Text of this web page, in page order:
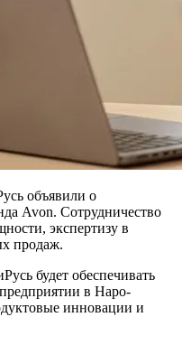
объявили о
Avon. Сотрудничество
экспертизу в
продаж.
будет обеспечивать
в Наро-
инновации и